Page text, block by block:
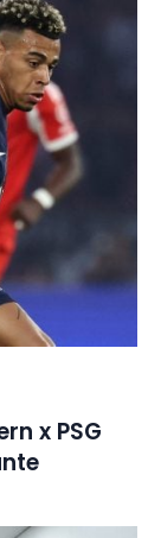
x PSG